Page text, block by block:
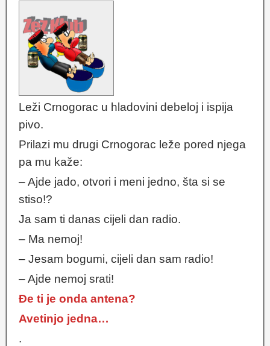
Leži Crnogorac u hladovini debeloj i ispija
pivo.
Prilazi mu drugi Crnogorac leže pored njega
pa mu kaže:
– Ajde jado, otvori i meni jedno, šta si se
stiso!?
Ja sam ti danas cijeli dan radio.
– Ma nemoj!
– Jesam bogumi, cijeli dan sam radio!
– Ajde nemoj srati!
Đe ti je onda antena?
Avetinjo jedna…
.